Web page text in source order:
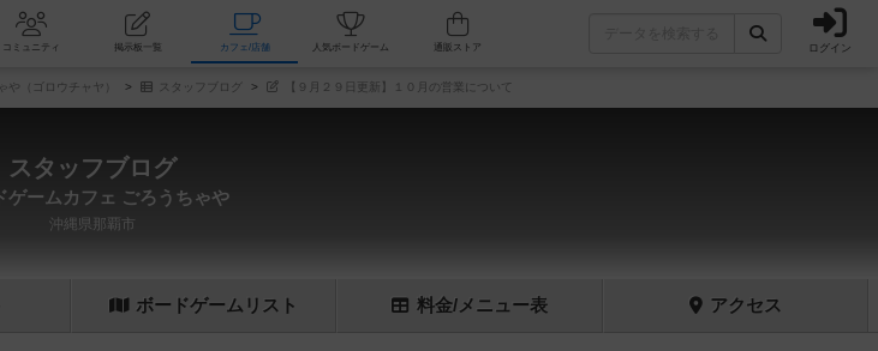
ーム会 コミュニティ 掲示板一覧 カフェ/店舗 人気ボードゲーム ログイン
や（ゴロウチャヤ） スタッフブログ 【９月２９日更新】１０月の営業について
スタッフブログ
ゲームカフェ ごろうちゃや
沖縄県那覇市
ボードゲーム リスト 料金/メニュー表 アクセス